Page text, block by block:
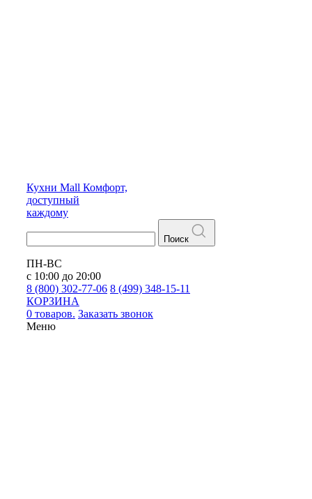
Кухни Mall Комфорт,
доступный
каждому
Поиск
ПН-ВС
с 10:00 до 20:00
8 (800) 302-77-06 8 (499) 348-15-11
КОРЗИНА
0 товаров. Заказать звонок
Меню